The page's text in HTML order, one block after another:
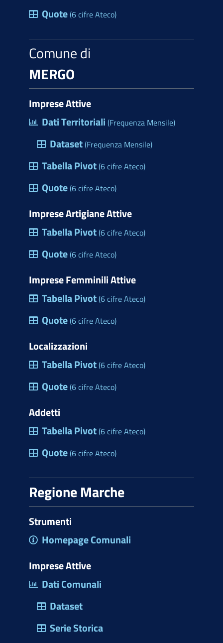
Quote(6 cifre Ateco)
Comune di
MERGO
Imprese Attive
Dati Territoriali (Frequenza Mensile)
Dataset(Frequenza Mensile)
Tabella Pivot(6 cifre Ateco)
Quote(6 cifre Ateco)
Imprese Artigiane Attive
Tabella Pivot(6 cifre Ateco)
Quote(6 cifre Ateco)
Imprese Femminili Attive
Tabella Pivot(6 cifre Ateco)
Quote(6 cifre Ateco)
Localizzazioni
Tabella Pivot(6 cifre Ateco)
Quote(6 cifre Ateco)
Addetti
Tabella Pivot(6 cifre Ateco)
Quote(6 cifre Ateco)
Regione Marche
Strumenti
Homepage Comunali
Imprese Attive
Dati Comunali
Dataset
Serie Storica